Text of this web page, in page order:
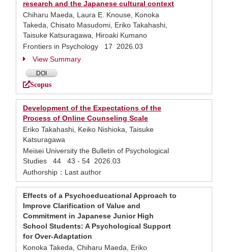
research and the Japanese cultural context
Chiharu Maeda, Laura E. Knouse, Konoka
Takeda, Chisato Masudomi, Eriko Takahashi,
Taisuke Katsuragawa, Hiroaki Kumano
Frontiers in Psychology 17 2026.03
View Summary
DOI
Scopus
Development of the Expectations of the
Process of Online Counseling Scale
Eriko Takahashi, Keiko Nishioka, Taisuke
Katsuragawa
Meisei University the Bulletin of Psychological
Studies 44 43 - 54 2026.03
Authorship：Last author
Effects of a Psychoeducational Approach to
Improve Clarification of Value and
Commitment in Japanese Junior High
School Students: A Psychological Support
for Over-Adaptation
Konoka Takeda, Chiharu Maeda, Eriko